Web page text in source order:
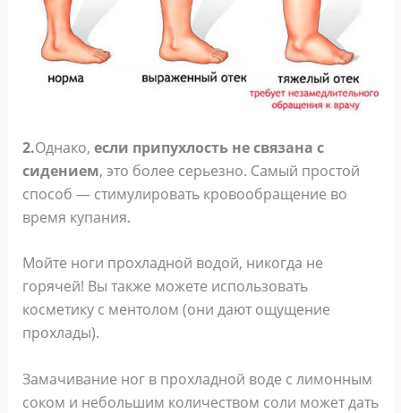
2.Однако, если припухлость не связана с
сидением, это более серьезно. Самый простой
способ — стимулировать кровообращение во
время купания.
Мойте ноги прохладной водой, никогда не
горячей! Вы также можете использовать
косметику с ментолом (они дают ощущение
прохлады).
Замачивание ног в прохладной воде с лимонным
соком и небольшим количеством соли может дать